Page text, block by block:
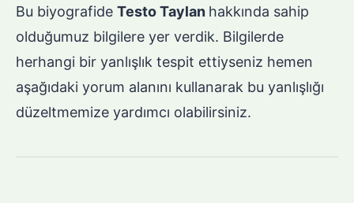
Bu biyografide Testo Taylan hakkında sahip
olduğumuz bilgilere yer verdik. Bilgilerde
herhangi bir yanlışlık tespit ettiyseniz hemen
aşağıdaki yorum alanını kullanarak bu yanlışlığı
düzeltmemize yardımcı olabilirsiniz.